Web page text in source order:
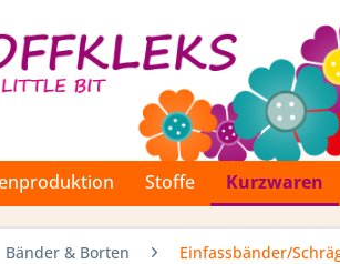
Stoffe Kurzwaren
Bänder & Borten Einfassbänder/